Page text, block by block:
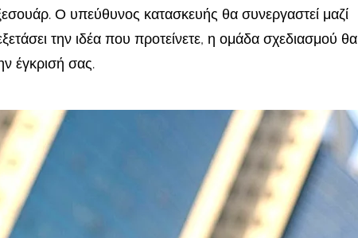
Ο υπεύθυνος κατασκευής θα συνεργαστεί μαζί
την ιδέα που προτείνετε, η ομάδα σχεδιασμού θα
έγκρισή σας.